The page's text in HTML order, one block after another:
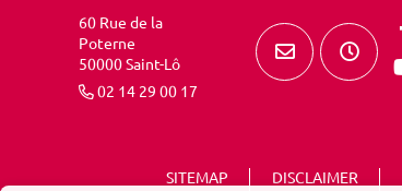
60 Rue de la
Poterne
50000 Saint-Lô
02 14 29 00 17
SITEMAP DISCLAIMER